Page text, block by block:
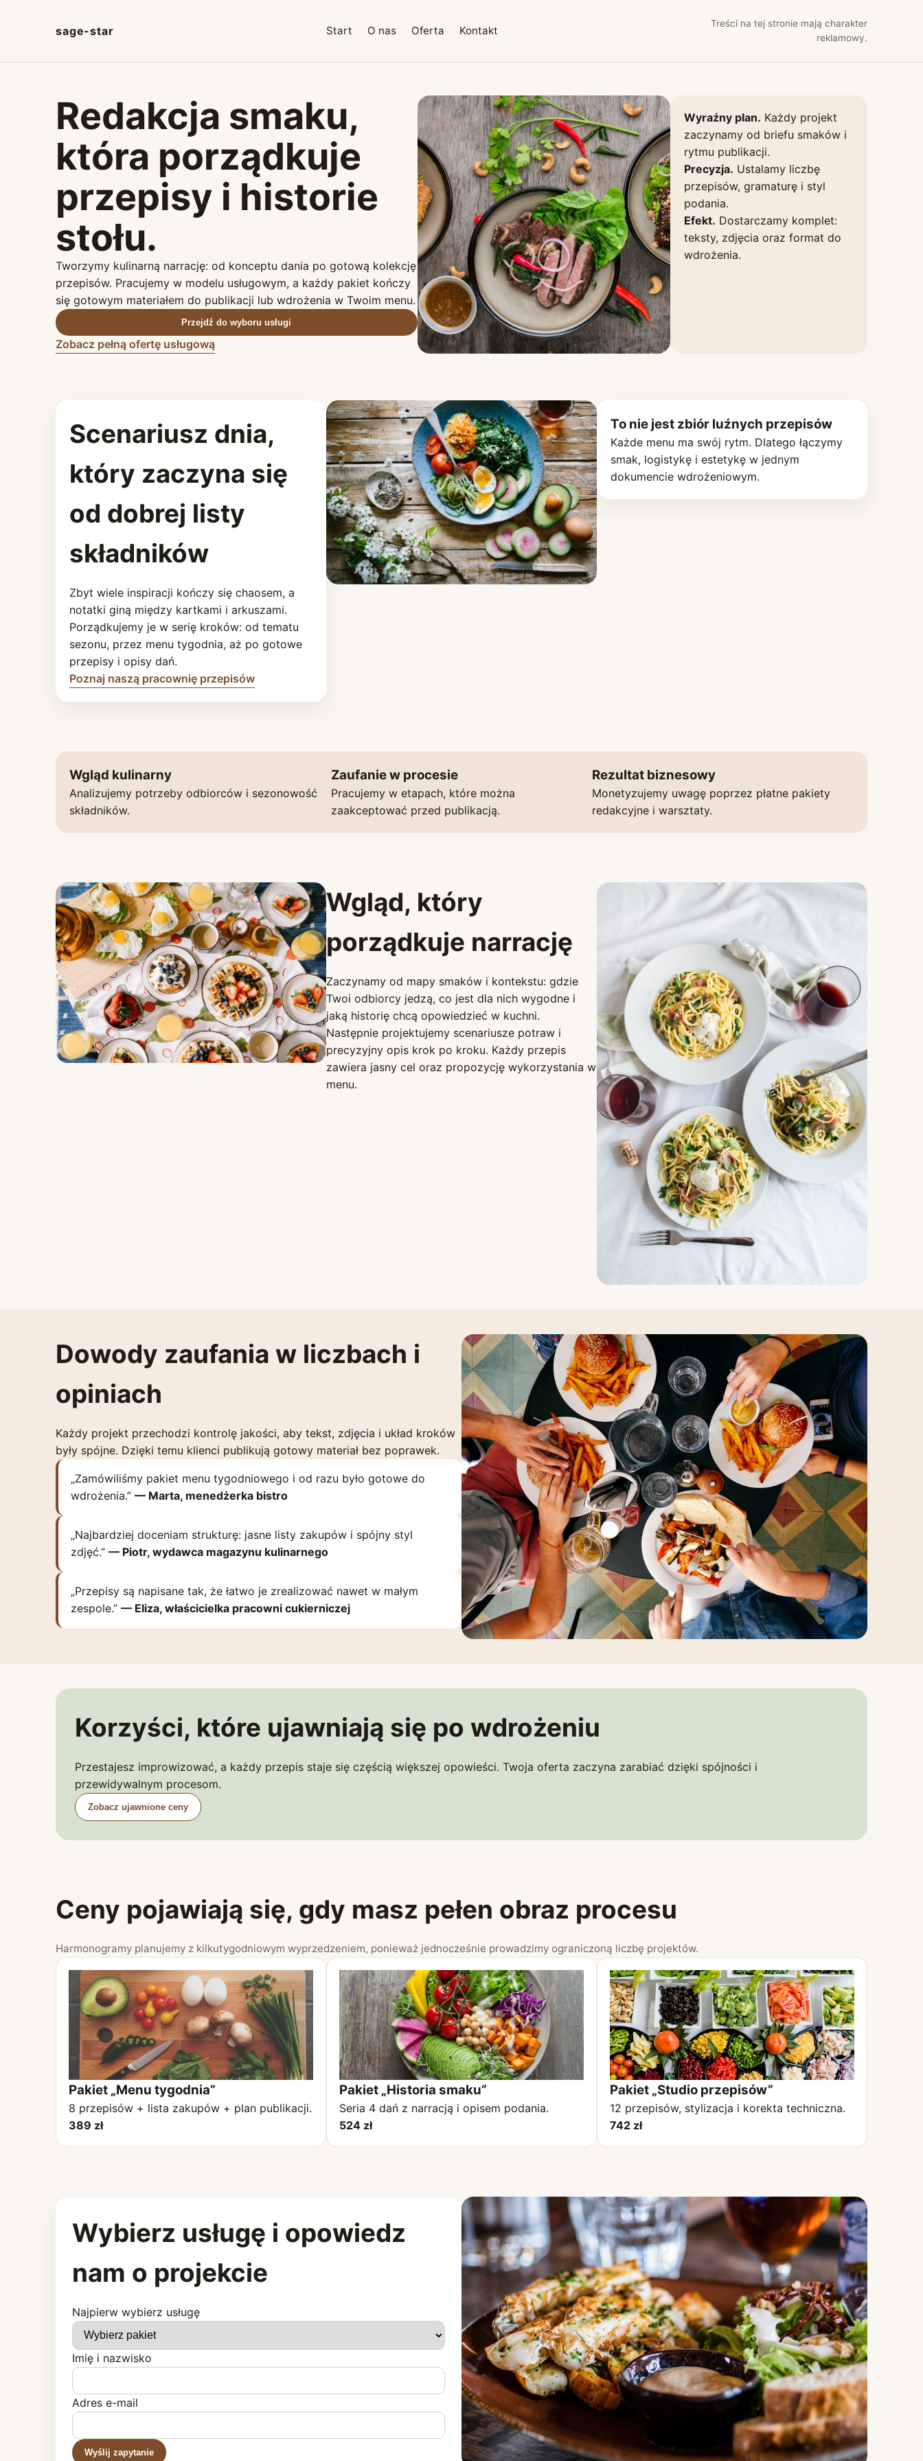
sage-star Start O nas Oferta Kontakt
Treści na tej stronie mają charakter
reklamowy.
Redakcja smaku,
która porządkuje
przepisy i historie
stołu.
Tworzymy kulinarną narrację: od konceptu dania po gotową kolekcję
przepisów. Pracujemy w modelu usługowym, a każdy pakiet kończy
się gotowym materiałem do publikacji lub wdrożenia w Twoim menu.
Przejdź do wyboru usługi
Zobacz pełną ofertę usługową
Wyraźny plan. Każdy projekt
zaczynamy od briefu smaków i
rytmu publikacji.
Precyzja. Ustalamy liczbę
przepisów, gramaturę i styl
podania.
Efekt. Dostarczamy komplet:
teksty, zdjęcia oraz format do
wdrożenia.
Scenariusz dnia,
który zaczyna się
od dobrej listy
składników
Zbyt wiele inspiracji kończy się chaosem, a
notatki giną między kartkami i arkuszami.
Porządkujemy je w serię kroków: od tematu
sezonu, przez menu tygodnia, aż po gotowe
przepisy i opisy dań.
Poznaj naszą pracownię przepisów
To nie jest zbiór luźnych przepisów
Każde menu ma swój rytm. Dlatego łączymy
smak, logistykę i estetykę w jednym
dokumencie wdrożeniowym.
Wgląd kulinarny
Analizujemy potrzeby odbiorców i sezonowość
składników.
Zaufanie w procesie
Pracujemy w etapach, które można
zaakceptować przed publikacją.
Rezultat biznesowy
Monetyzujemy uwagę poprzez płatne pakiety
redakcyjne i warsztaty.
Wgląd, który
porządkuje narrację
Zaczynamy od mapy smaków i kontekstu: gdzie
Twoi odbiorcy jedzą, co jest dla nich wygodne i
jaką historię chcą opowiedzieć w kuchni.
Następnie projektujemy scenariusze potraw i
precyzyjny opis krok po kroku. Każdy przepis
zawiera jasny cel oraz propozycję wykorzystania w
menu.
Dowody zaufania w liczbach i
opiniach
Każdy projekt przechodzi kontrolę jakości, aby tekst, zdjęcia i układ kroków
były spójne. Dzięki temu klienci publikują gotowy materiał bez poprawek.
„Zamówiliśmy pakiet menu tygodniowego i od razu było gotowe do
wdrożenia.” — Marta, menedżerka bistro
„Najbardziej doceniam strukturę: jasne listy zakupów i spójny styl
zdjęć.” — Piotr, wydawca magazynu kulinarnego
„Przepisy są napisane tak, że łatwo je zrealizować nawet w małym
zespole.” — Eliza, właścicielka pracowni cukierniczej
Korzyści, które ujawniają się po wdrożeniu
Przestajesz improwizować, a każdy przepis staje się częścią większej opowieści. Twoja oferta zaczyna zarabiać dzięki spójności i
przewidywalnym procesom.
Zobacz ujawnione ceny
Ceny pojawiają się, gdy masz pełen obraz procesu
Harmonogramy planujemy z kilkutygodniowym wyprzedzeniem, ponieważ jednocześnie prowadzimy ograniczoną liczbę projektów.
Pakiet „Menu tygodnia”
8 przepisów + lista zakupów + plan publikacji.
389 zł
Pakiet „Historia smaku”
Seria 4 dań z narracją i opisem podania.
524 zł
Pakiet „Studio przepisów”
12 przepisów, stylizacja i korekta techniczna.
742 zł
Wybierz usługę i opowiedz
nam o projekcie
Najpierw wybierz usługę
Imię i nazwisko
Adres e-mail
Wyślij zapytanie